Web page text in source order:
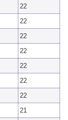
22
22
22
22
22
22
22
21